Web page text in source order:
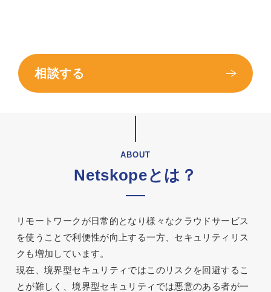
相談する
ABOUT
Netskopeとは？
リモートワークが日常的となり様々なクラウドサービス
を使うことで利便性が向上する一方、セキュリティリス
クも増加しています。
現在、境界型セキュリティではこのリスクを回避するこ
とが難しく、境界型セキュリティでは悪意のある者が一